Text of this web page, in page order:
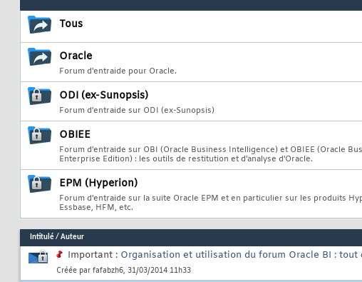
Tous
Oracle
Forum d'entraide pour Oracle.
ODI (ex-Sunopsis)
Forum d'entraide sur ODI (ex-Sunopsis)
OBIEE
Forum d'entraide sur OBI (Oracle Business Intelligence) et OBIEE (Oracle
Enterprise Edition) : les outils de restitution et d'analyse d'Oracle.
EPM (Hyperion)
Forum d'entraide sur la suite Oracle EPM et en particulier sur les produits
Essbase, HFM, etc.
Intitulé/ Auteur
Important : Organisation et utilisation du forum Oracle BI : tout
Créée par fafabzh6, 31/03/2014 11h33